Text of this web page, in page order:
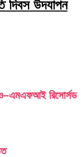
দিবস উদযাপন
রিসোর্সড